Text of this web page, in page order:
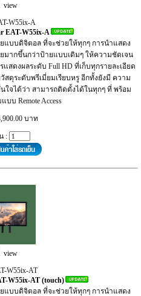
view
W55ix-A
EAT-W55ix-A
แบบดิจิตอล ที่จะช่วยให้ทุกๆ การนำแสดง
มากขึ้นกว่าป้ายแบบเดิมๆ ให้ความชัดเจน
สดงผลระดับ Full HD ที่เก็บทุกรายละเอียด
ดุระดับพรีเมี่ยมเรียบหรู อีกทั้งยังมี ความ
จได้ว่า สามารถติดตั้งได้ในทุกๆ ที่ พร้อม
บ Remote Access
บาท
:
view
W55ix-AT
W55ix-AT (touch)
แบบดิจิตอล ที่จะช่วยให้ทุกๆ การนำแสดง